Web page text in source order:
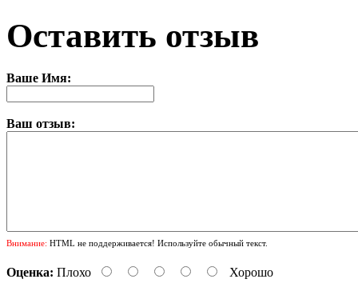
Оставить отзыв
Ваше Имя:
Ваш отзыв:
Внимание: HTML не поддерживается! Используйте обычный текст.
Оценка: Плохо Хорошо